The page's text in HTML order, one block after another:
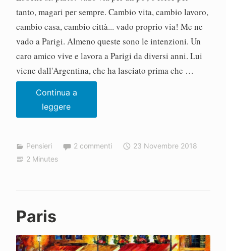
tanto, magari per sempre. Cambio vita, cambio lavoro,
cambio casa, cambio città... vado proprio via! Me ne
vado a Parigi. Almeno queste sono le intenzioni. Un
caro amico vive e lavora a Parigi da diversi anni. Lui
viene dall'Argentina, che ha lasciato prima che …
Continua a
leggereMa
quando
Pensieri 2 commenti
23 Novembre 2018
2 Minutes
Paris
P
a
o
l